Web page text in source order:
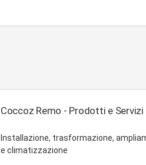
Coccoz Remo - Prodotti e Servizi
Installazione, trasformazione,
e climatizzazione